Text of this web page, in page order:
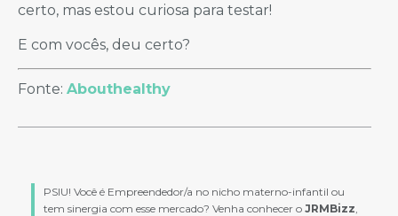
certo, mas estou curiosa para testar!
E com vocês, deu certo?
Fonte: Abouthealthy
PSIU! Você é Empreendedor/a no nicho materno-infantil ou
tem sinergia com esse mercado? Venha conhecer o JRMBizz